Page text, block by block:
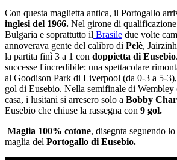
Con questa maglietta antica, il Portogallo
inglesi del 1966. Nel girone di
Bulgaria e soprattutto il Brasile due volte
annoverava gente del calibro di Pelè,
la partita finì 3 a 1 con doppietta di Eusebio
successe l'incredibile: una spettacolare
al Goodison Park di Liverpool (da 0-3 a 5-
gol di Eusebio. Nella semifinale di
casa, i lusitani si arresero solo a Bobby
Eusebio che chiuse la rassegna con 9 gol.
Maglia 100% cotone, disegnta seguendo
maglia del Portogallo di Eusebio.